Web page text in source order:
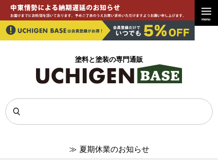
塗料と塗装の専門通販
≫ 夏期休業のお知らせ
menu